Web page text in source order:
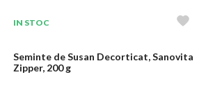
IN STOC
Seminte de Susan Decorticat, Sanovita
Zipper, 200 g